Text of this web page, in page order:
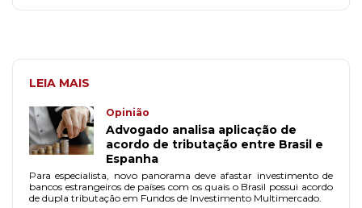
LEIA MAIS
Opinião
Advogado analisa aplicação de
acordo de tributação entre Brasil e
Espanha
Para especialista, novo panorama deve afastar investimento de
bancos estrangeiros de países com os quais o Brasil possui acordo
de dupla tributação em Fundos de Investimento Multimercado.